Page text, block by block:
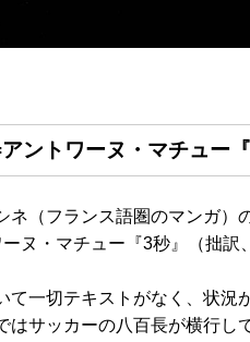
ントワーヌ・マチュー
ネ（フランス語圏のマンガ）
ヌ・マチュー『3秒』（拙訳
一切テキストがなく、状況
サッカーの八百長が横行し